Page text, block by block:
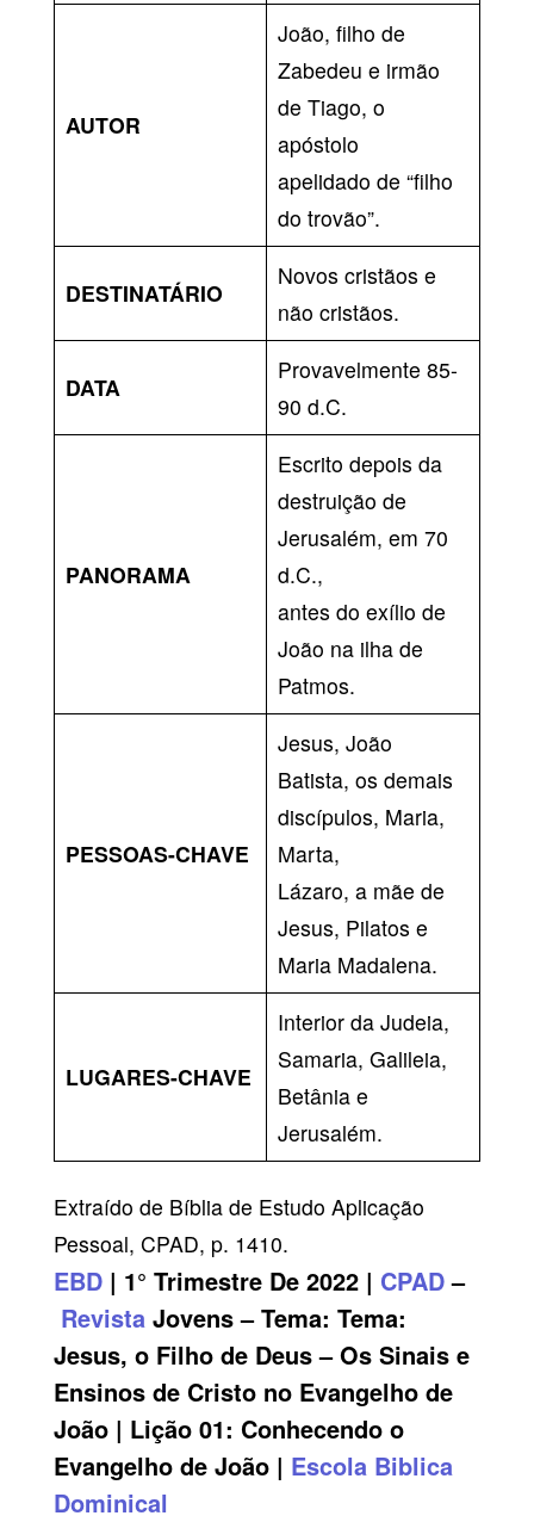
AUTOR
João, filho de
Zabedeu e irmão
de Tiago, o
apóstolo
apelidado de “filho
do trovão”.
DESTINATÁRIO
Novos cristãos e
não cristãos.
DATA
Provavelmente 85-
90 d.C.
PANORAMA
Escrito depois da
destruição de
Jerusalém, em 70
d.C.,
antes do exílio de
João na ilha de
Patmos.
PESSOAS-CHAVE
Jesus, João
Batista, os demais
discípulos, Maria,
Marta,
Lázaro, a mãe de
Jesus, Pilatos e
Maria Madalena.
LUGARES-CHAVE
Interior da Judeia,
Samaria, Galileia,
Betânia e
Jerusalém.
Extraído de Bíblia de Estudo Aplicação
Pessoal, CPAD, p. 1410.
EBD| 1° Trimestre De 2022 | CPAD–
RevistaJovens – Tema: Tema:
Jesus, o Filho de Deus – Os Sinais e
Ensinos de Cristo no Evangelho de
João | Lição 01: Conhecendo o
Evangelho de João | Escola Biblica
Dominical